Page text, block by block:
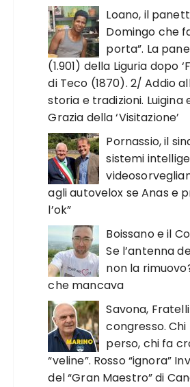
Loano, il
Domingo che
porta”. La
(1.901) della Liguria dopo
di Teco (1870). 2/ Addio
storia e tradizioni. Luigina
Grazia della ‘Visitazione’
Pornassio, il
sistemi
agli autovelox se Anas e
l’ok”
Boissano e il
Se l’antenna
non la
che mancava
Savona,
congresso.
perso, chi fa
“veline”. Rosso “ignora”
del “Gran Maestro” di